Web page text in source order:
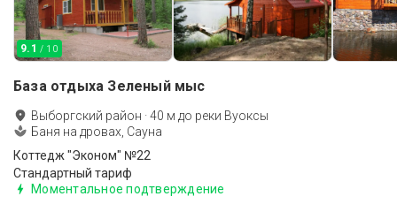
9.1 / 10
База отдыха Зеленый мыс
Выборгский район ·40 м до реки Вуоксы
Баня на дровах, Сауна
Коттедж "Эконом" №22
Стандартный тариф
Моментальное подтверждение